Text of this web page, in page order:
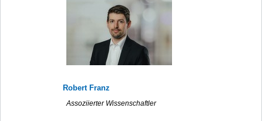
Robert Franz
Assoziierter Wissenschaftler